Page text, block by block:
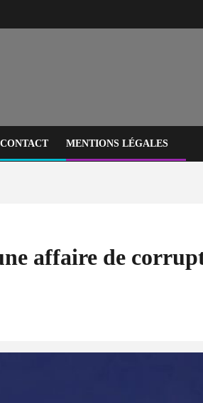
CONTACT MENTIONS LÉGALES
affaire de